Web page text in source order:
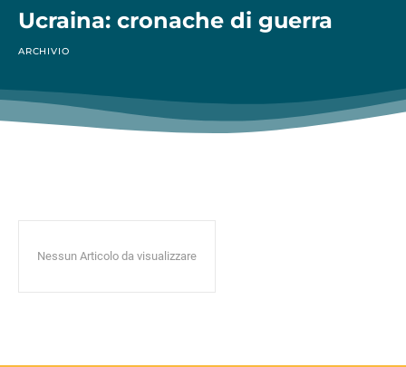
Ucraina: cronache di guerra
ARCHIVIO
Nessun Articolo da visualizzare